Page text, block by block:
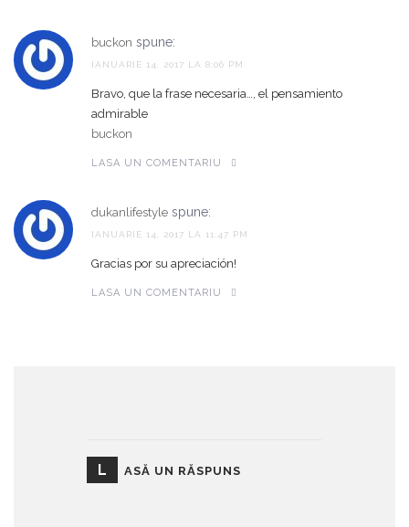
buckon spune:
IANUARIE 14, 2017 LA 8:06 PM
Bravo, que la frase necesaria…, el pensamiento
admirable
buckon
LASA UN COMENTARIU
dukanlifestyle spune:
IANUARIE 14, 2017 LA 11:47 PM
Gracias por su apreciación!
LASA UN COMENTARIU
L ASĂ UN RĂSPUNS